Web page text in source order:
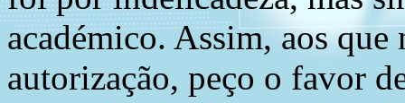
académico. Assim, aos
autorização, peço o favor